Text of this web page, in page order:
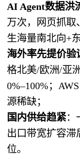
AI Agent数据洪
万次，网页抓取
生海量南北向+
海外率先提价验
格北美/欧洲/亚
0%–100%；
源稀缺；
国内供给趋紧：
出口带宽扩容滞
位。